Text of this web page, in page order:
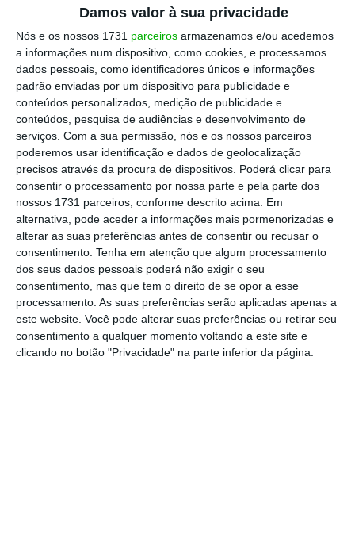
Damos valor à sua privacidade
Nós e os nossos 1731 parceiros armazenamos e/ou acedemos
a informações num dispositivo, como cookies, e processamos
dados pessoais, como identificadores únicos e informações
padrão enviadas por um dispositivo para publicidade e
conteúdos personalizados, medição de publicidade e
conteúdos, pesquisa de audiências e desenvolvimento de
serviços. Com a sua permissão, nós e os nossos parceiros
poderemos usar identificação e dados de geolocalização
precisos através da procura de dispositivos. Poderá clicar para
consentir o processamento por nossa parte e pela parte dos
nossos 1731 parceiros, conforme descrito acima. Em
alternativa, pode aceder a informações mais pormenorizadas e
alterar as suas preferências antes de consentir ou recusar o
consentimento. Tenha em atenção que algum processamento
dos seus dados pessoais poderá não exigir o seu
consentimento, mas que tem o direito de se opor a esse
processamento. As suas preferências serão aplicadas apenas a
este website. Você pode alterar suas preferências ou retirar seu
consentimento a qualquer momento voltando a este site e
clicando no botão "Privacidade" na parte inferior da página.
Se falhar profissionalmente, pode contar
com o seu apoio?
Trabalhadores com alta performance têm sempre
uma característica em comum: gostam de ser
medidos. Apreciam saber o resultado do jogo e
são viciados em ganhá-lo, procurando melhorar o
seu desempenho. Não há impossíveis e os
recordes existem para serem quebrados.
Outra característica facilmente identificável num
“A-Player” tem que ver com a não necessidade de
motivação. É, aliás, fulcral desafiá-lo
constantemente a tentar atingir novas metas,
pois consegue motivar-se a si próprio e raramente